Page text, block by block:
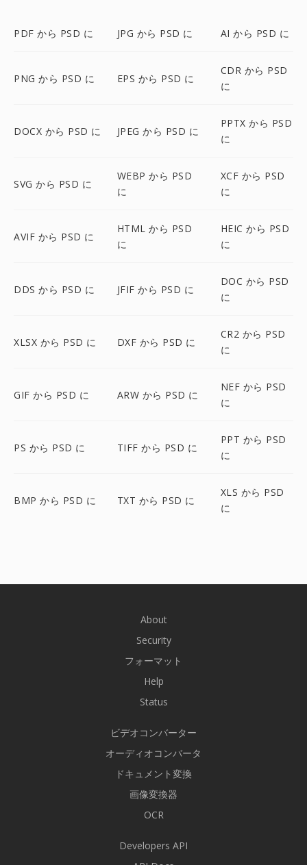
PDF から PSD に JPG から PSD に AI から PSD に
PNG から PSD に EPS から PSD に
CDR から PSD
に
DOCX から PSD に JPEG から PSD に
PPTX から PSD
に
SVG から PSD に
WEBP から PSD
に
XCF から PSD
に
AVIF から PSD に
HTML から PSD
に
HEIC から PSD
に
DDS から PSD に JFIF から PSD に
DOC から PSD
に
XLSX から PSD に DXF から PSD に
CR2 から PSD
に
GIF から PSD に ARW から PSD に
NEF から PSD
に
PS から PSD に TIFF から PSD に
PPT から PSD
に
BMP から PSD に TXT から PSD に
XLS から PSD
に
About
Security
フォーマット
Help
Status
ビデオコンバーター
オーディオコンバータ
ドキュメント変換
画像変換器
OCR
Developers API